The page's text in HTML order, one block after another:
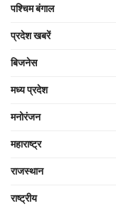
पश्चिम बंगाल
प्रदेश खबरें
बिजनेस
मध्य प्रदेश
मनोरंजन
महाराष्ट्र
राजस्थान
राष्ट्रीय